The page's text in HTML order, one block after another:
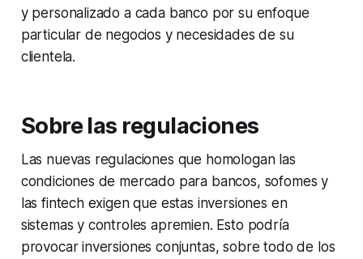
y personalizado a cada banco por su enfoque
particular de negocios y necesidades de su
clientela.
Sobre las regulaciones
Las nuevas regulaciones que homologan las
condiciones de mercado para bancos, sofomes y
las fintech exigen que estas inversiones en
sistemas y controles apremien. Esto podría
provocar inversiones conjuntas, sobre todo de los